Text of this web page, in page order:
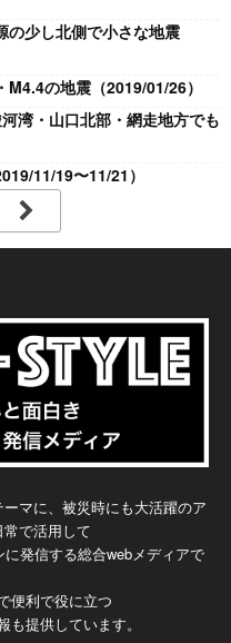
の少し北側で小さな地震
M4.4の地震（2019/01/26）
湾・山口北部・網走地方でも
11/19〜11/21）
マに、被災時にも大活躍のア
で活用して
に発信する総合webメディアで
便利で役に立つ
提供しています。